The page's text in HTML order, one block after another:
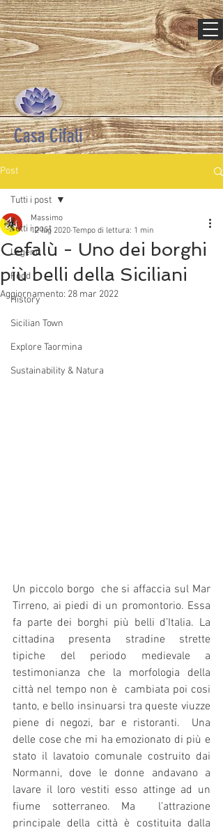
Casa Cifali
Post
Tutti i post
Legend
Food
History
Sicilian Town
Explore Taormina
Sustainability & Natura
Tutti i post
Cefalù - Uno dei borghi
più belli della Siciliani
Massimo
12 lug 2020 Tempo di lettura: 1 min
Aggiornamento: 28 mar 2022
Un piccolo borgo  che si affaccia sul Mar
Tirreno, ai piedi di un promontorio. Essa
fa parte dei borghi più belli d’Italia. La
cittadina presenta stradine strette
tipiche del periodo medievale a
testimonianza che la morfologia della
città nel tempo non è  cambiata poi cosi
tanto, e bello insinuarsi tra queste viuzze
piene di negozi, bar e ristoranti.  Una
delle cose che mi ha emozionato di più e
stato il lavatoio comunale costruito dai
Normanni, dove le donne andavano a
lavare il loro vestiti esso attinge ad un
fiume sotterraneo. Ma  l’attrazione
principale della città è costituita dalla